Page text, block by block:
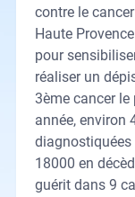
contre le
Haute
pour
réaliser un
3ème cancer le
année, environ
diagnostiquées
18000 en
guérit dans 9